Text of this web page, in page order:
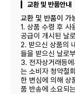
교환 및 반품안내
교환 및 반품이 가
1. 상품 수령 후 사
공급이 개시된 날
2. 받으신 상품의
들을 받으신 날로
3. 전자상거래등
는 소비자 청약철
한 변심에 의해 상
품 반송에 소요되